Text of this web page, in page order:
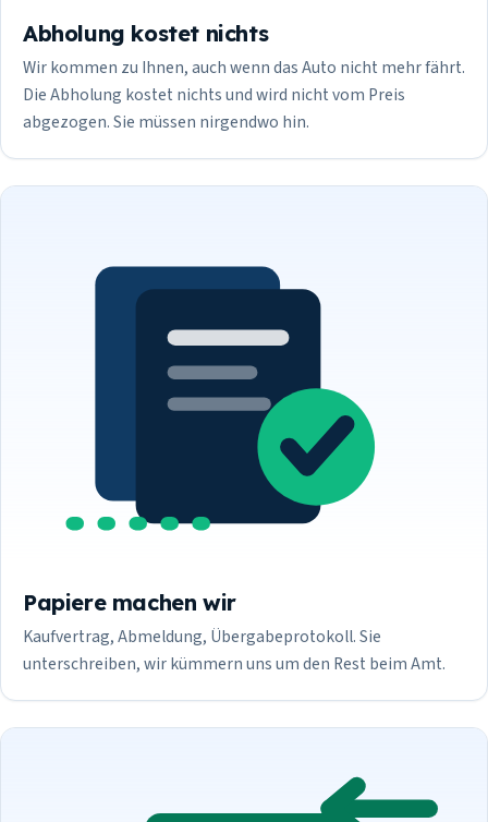
Abholung kostet nichts
Wir kommen zu Ihnen, auch wenn das Auto nicht mehr fährt.
Die Abholung kostet nichts und wird nicht vom Preis
abgezogen. Sie müssen nirgendwo hin.
Papiere machen wir
Kaufvertrag, Abmeldung, Übergabeprotokoll. Sie
unterschreiben, wir kümmern uns um den Rest beim Amt.